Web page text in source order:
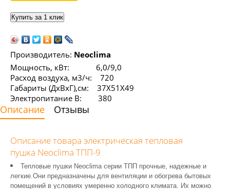
Производитель: Neoclima
Мощность, кВт: 6,0/9,0
Расход воздуха, м3/ч: 720
Габариты (ДхВхГ),см: 37Х51Х49
Электропитание В: 380
Описание Отзывы
Описание товара электрическая тепловая
пушка Neoclima ТПП-9
Тепловые пушки Neoclima серии ТПП прочные, надежные и
легкие.Они предназначены для вентиляции и обогрева бытовых
помещений в условиях умеренно холодного климата. Их можно